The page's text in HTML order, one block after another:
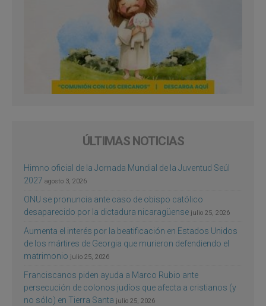
ÚLTIMAS NOTICIAS
Himno oficial de la Jornada Mundial de la Juventud Seúl
2027 agosto 3, 2026
ONU se pronuncia ante caso de obispo católico
desaparecido por la dictadura nicaragüense julio 25, 2026
Aumenta el interés por la beatificación en Estados Unidos
de los mártires de Georgia que murieron defendiendo el
matrimonio julio 25, 2026
Franciscanos piden ayuda a Marco Rubio ante
persecución de colonos judíos que afecta a cristianos (y
no sólo) en Tierra Santa julio 25, 2026